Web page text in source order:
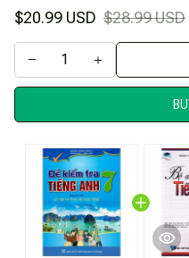
$20.99 USD $28.99 USD